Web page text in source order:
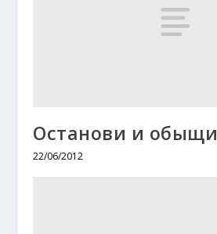
Останови и обыщи
22/06/2012